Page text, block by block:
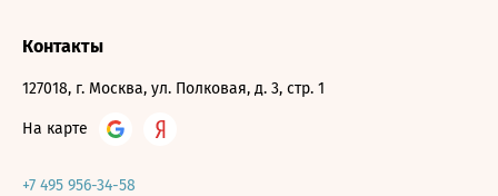
Контакты
127018, г. Москва, ул. Полковая, д. 3, стр. 1
На карте
+7 495 956-34-58